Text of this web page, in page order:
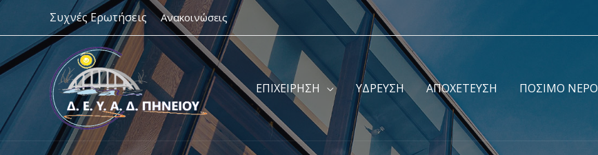
content
Συχνές Ερωτήσεις Ανακοινώσεις
ΕΠΙΧΕΙΡΗΣΗ ΥΔΡΕΥΣΗ ΑΠΟΧΕΤΕΥΣΗ ΠΟΣΙΜΟ ΝΕΡΟ